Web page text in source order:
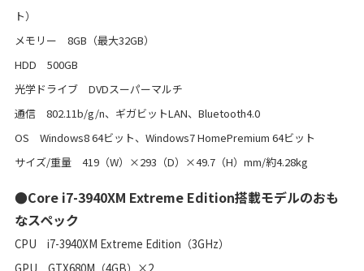
ト）
メモリー 8GB（最大32GB）
HDD 500GB
光学ドライブ DVDスーパーマルチ
通信 802.11b/g/n、ギガビットLAN、Bluetooth4.0
OS Windows8 64ビット、Windows7 HomePremium 64ビット
サイズ/重量 419（W）×293（D）×49.7（H）mm/約4.28kg
●Core i7-3940XM Extreme Edition搭載モデルのおも
なスペック
CPU i7-3940XM Extreme Edition（3GHz）